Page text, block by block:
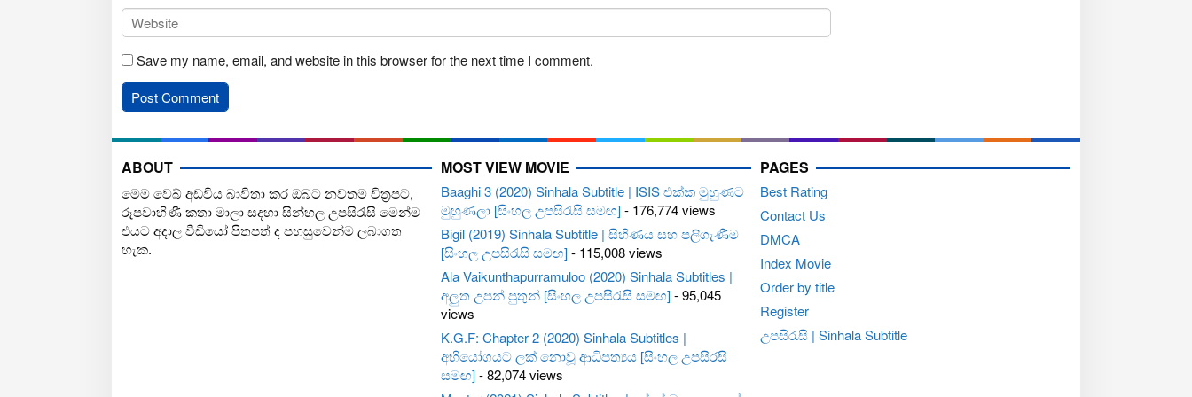
Save my name, email, and website in this browser for the next time I comment.
ABOUT
මෙම වෙබ් අඩවිය බාවිතා කර ඔබට නවතම චිත්‍රපට,
රූපවාහිණී කතා මාලා සදහා සින්හල උපසිරැසි මෙන්ම
එයට අදාල වීඩියෝ පිතපත් ද පහසුවෙන්ම ලබාගත
හැක.
MOST VIEW MOVIE
Baaghi 3 (2020) Sinhala Subtitle | ISIS එක්ක මුහුණට
මුහුණලා [සිංහල උපසිරැසි සමඟ]- 176,774 views
Bigil (2019) Sinhala Subtitle | සිහිණය සහ පලිගැණීම
[සිංහල උපසිරැසි සමඟ]- 115,008 views
Ala Vaikunthapurramuloo (2020) Sinhala Subtitles |
අලුත උපන් පුතුන් [සිංහල උපසිරැසි සමඟ]- 95,045
views
K.G.F: Chapter 2 (2020) Sinhala Subtitles |
අභියෝගයට ලක් නොවූ ආධිපත්‍යය [සිංහල උපසිරසි
සමඟ]- 82,074 views
PAGES
Best Rating
Contact Us
DMCA
Index Movie
Order by title
Register
උපසිරැසි | Sinhala Subtitle